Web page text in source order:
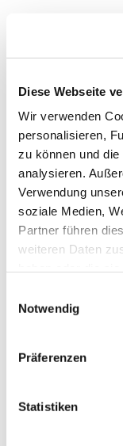
Diese Webseite
Wir verwenden
personalisieren,
zu können und
analysieren.
Verwendung
soziale Medien,
Partner führen
weiteren Daten
Notwendig
Präferenzen
Statistiken
Dies